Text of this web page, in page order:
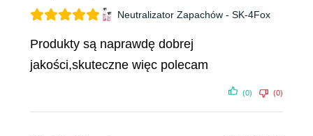
Neutralizator Zapachów - SK-4Fox
Produkty są naprawdę dobrej
jakości,skuteczne więc polecam
(0) (0)